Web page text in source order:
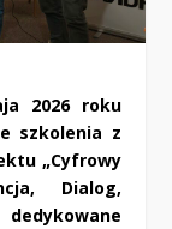
2026 roku
szkolenia z
„Cyfrowy
Dialog,